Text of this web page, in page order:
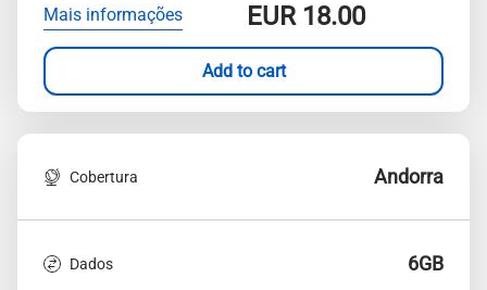
Mais informações EUR18.00
Add to cart
Cobertura Andorra
Dados 6GB